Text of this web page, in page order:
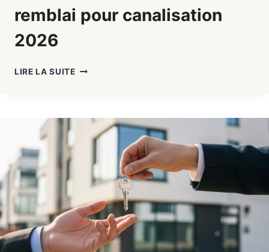
remblai pour canalisation
2026
LIRE LA SUITEFEUILLE
DÉBLAI
CANALISATION
2026